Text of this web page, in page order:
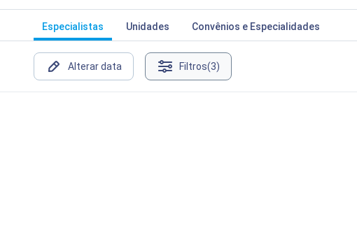
Especialistas Unidades Convênios e Especialidades
Alterar data Filtros(3)